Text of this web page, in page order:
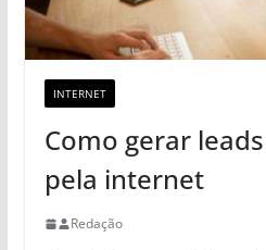
INTERNET
Como gerar
pela internet
Redação